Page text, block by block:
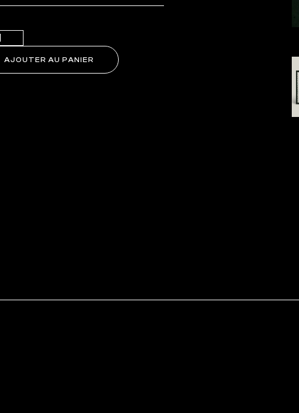
AJOUTER AU PANIER